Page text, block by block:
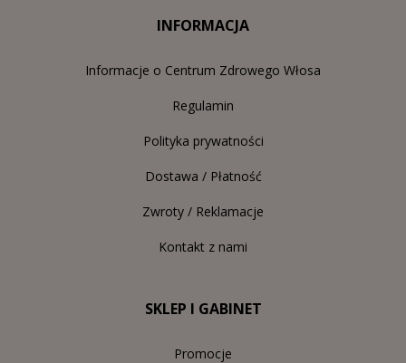
INFORMACJA
Informacje o Centrum Zdrowego Włosa
Regulamin
Polityka prywatności
Dostawa / Płatność
Zwroty / Reklamacje
Kontakt z nami
SKLEP I GABINET
Promocje